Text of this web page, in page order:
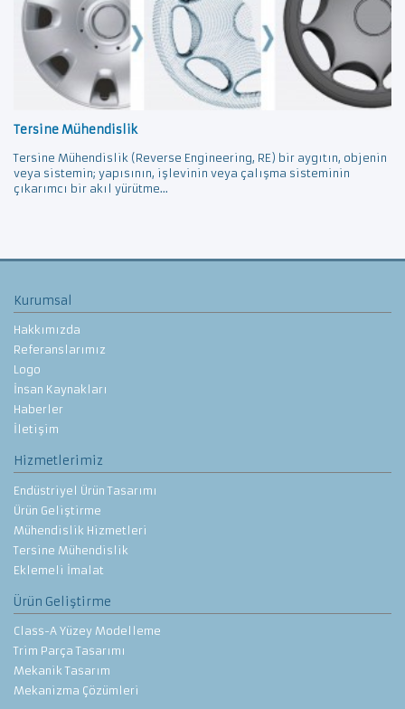
Tersine Mühendislik
Tersine Mühendislik (Reverse Engineering, RE) bir aygıtın, objenin
veya sistemin; yapısının, işlevinin veya çalışma sisteminin
çıkarımcı bir akıl yürütme...
Kurumsal
Hakkımızda
Referanslarımız
Logo
İnsan Kaynakları
Haberler
İletişim
Hizmetlerimiz
Endüstriyel Ürün Tasarımı
Ürün Geliştirme
Mühendislik Hizmetleri
Tersine Mühendislik
Eklemeli İmalat
Ürün Geliştirme
Class-A Yüzey Modelleme
Trim Parça Tasarımı
Mekanik Tasarım
Mekanizma Çözümleri